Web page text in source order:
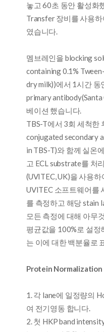
놓고 60초 동안 활성화
Transfer 장비를 사용
였습니다.
멤브레인을 blocking
containing 0.1%
dry milk))에서 1시간 동
primary antibody(Santa
베이션 했습니다.
TBS-T에서 3회 세척한
conjugated secondary
in TBS-T)와 함께 실온
고 ECL substrate를 처
(UVITEC, UK)을 사용
UVITEC 소프트웨어를
를 측정하고 해당 stain
모든 측정에 대해 아무
평균값을 100%로 설정
는 이에 대한 백분율로
Protein Normalization
1. 각 lane에 일정량의
여 전기영동 합니다.
2. 첫 HKP band